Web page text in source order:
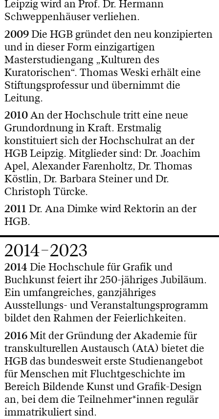
Leipzig wird an Prof. Dr. Hermann
Schweppenhäuser verliehen.
2009Die HGB gründet den neu konzipierten
und in dieser Form einzigartigen
Masterstudiengang „Kulturen des
Kuratorischen“. Thomas Weski erhält eine
Stiftungsprofessur und übernimmt die
Leitung.
2010An der Hochschule tritt eine neue
Grundordnung in Kraft. Erstmalig
konstituiert sich der Hochschulrat an der
HGB Leipzig. Mitglieder sind: Dr. Joachim
Apel, Alexander Farenholtz, Dr. Thomas
Köstlin, Dr. Barbara Steiner und Dr.
Christoph Türcke.
2011 Dr. Ana Dimke wird Rektorin an der
HGB.
2014–2023
2014 Die Hochschule für Grafik und
Buchkunst feiert ihr 250-jähriges Jubiläum.
Ein umfangreiches, ganzjähriges
Ausstellungs- und Veranstaltungsprogramm
bildet den Rahmen der Feierlichkeiten.
2016Mit der Gründung der Akademie für
transkulturellen Austausch (AtA) bietet die
HGB das bundesweit erste Studienangebot
für Menschen mit Fluchtgeschichte im
Bereich Bildende Kunst und Grafik-Design
an, bei dem die Teilnehmer*innen regulär
immatrikuliert sind.